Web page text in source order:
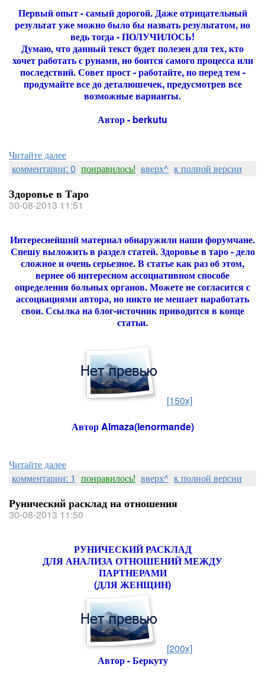
Первый опыт - самый дорогой. Даже отрицательный
результат уже можно было бы назвать результатом, но
ведь тогда - ПОЛУЧИЛОСЬ!
Думаю, что данный текст будет полезен для тех, кто
хочет работать с рунами, но боится самого процесса или
последствий. Совет прост - работайте, но перед тем -
продумайте все до деталюшечек, предусмотрев все
возможные варианты.
Автор - berkutu
Читайте далее
комментарии: 0 понравилось! вверх^ к полной версии
Здоровье в Таро
30-08-2013 11:51
Интереснейший материал обнаружили наши форумчане.
Спешу выложить в раздел статей. Здоровье в таро - дело
сложное и очень серьезное. В статье как раз об этом,
вернее об интересном ассоциативном способе
определения больных органов. Можете не согласится с
ассоциациями автора, но никто не мешает наработать
свои. Ссылка на блог-источник приводится в конце
статьи.
[150x]
Автор Almaza(lenormande)
Читайте далее
комментарии: 1 понравилось! вверх^ к полной версии
Рунический расклад на отношения
30-08-2013 11:50
РУНИЧЕСКИЙ РАСКЛАД
ДЛЯ АНАЛИЗА ОТНОШЕНИЙ МЕЖДУ
ПАРТНЕРАМИ
(ДЛЯ ЖЕНЩИН)
[200x]
Автор - Беркуту